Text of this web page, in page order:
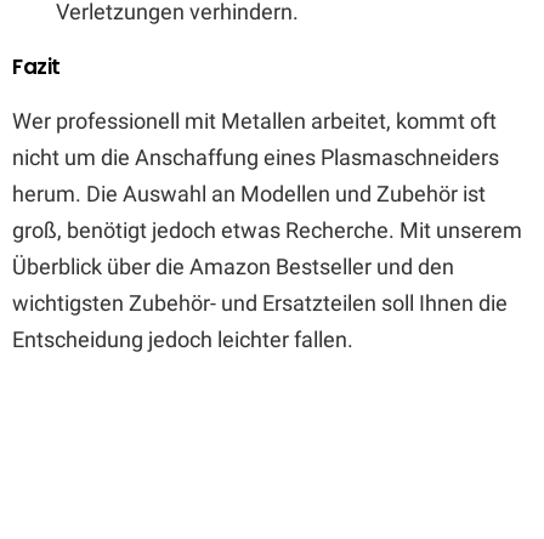
Verletzungen verhindern.
Fazit
Wer professionell mit Metallen arbeitet, kommt oft
nicht um die Anschaffung eines Plasmaschneiders
herum. Die Auswahl an Modellen und Zubehör ist
groß, benötigt jedoch etwas Recherche. Mit unserem
Überblick über die Amazon Bestseller und den
wichtigsten Zubehör- und Ersatzteilen soll Ihnen die
Entscheidung jedoch leichter fallen.